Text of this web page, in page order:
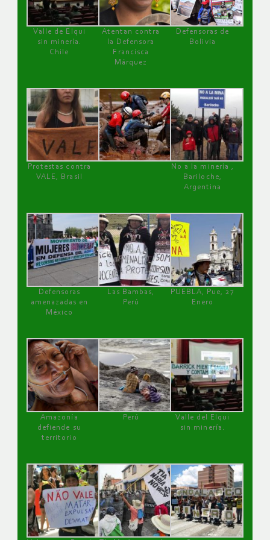
Valle de Elqui
sin minería.
Chile
Atentan contra
la Defensora
Francisca
Márquez
Defensoras de
Bolivia
Protestas contra
VALE, Brasil
No a la minería ,
Bariloche,
Argentina
Defensoras
amenazadas en
México
Las Bambas,
Perú
PUEBLA, Pue, 27
Enero
Amazonía
defiende su
territorio
Perú
Valle del Elqui
sin minería.